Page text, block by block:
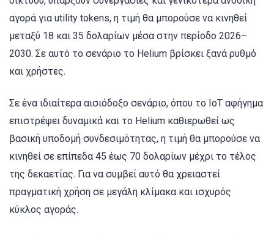
αγορά για utility tokens, η τιμή θα μπορούσε να κινηθεί
μεταξύ 18 και 35 δολαρίων μέσα στην περίοδο 2026–
2030. Σε αυτό το σενάριο το Helium βρίσκει ξανά ρυθμό
και χρήστες.
Σε ένα ιδιαίτερα αισιόδοξο σενάριο, όπου το IoT αφήγημα
επιστρέψει δυναμικά και το Helium καθιερωθεί ως
βασική υποδομή συνδεσιμότητας, η τιμή θα μπορούσε να
κινηθεί σε επίπεδα 45 έως 70 δολαρίων μέχρι το τέλος
της δεκαετίας. Για να συμβεί αυτό θα χρειαστεί
πραγματική χρήση σε μεγάλη κλίμακα και ισχυρός
κύκλος αγοράς.